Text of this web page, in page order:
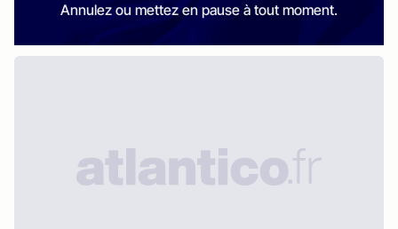
Annulez ou mettez en pause à tout moment.